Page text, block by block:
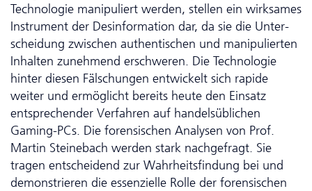
Tech­no­logie manipuliert werden, stellen ein wirksames
Instrument der Desinformation dar, da sie die Unter­
schei­dung zwischen authentischen und manipulierten
Inhalten zunehmend erschweren. Die Technologie
hinter diesen Fälschungen entwickelt sich rapide
weiter und ermöglicht bereits heute den Einsatz
entsprechender Verfahren auf handelsüblichen
Gaming-PCs. Die forensischen Analysen von Prof.
Martin Steinebach werden stark nachgefragt. Sie
tragen entscheidend zur Wahrheitsfindung bei und
demonstrieren die essenzielle Rolle der forensischen